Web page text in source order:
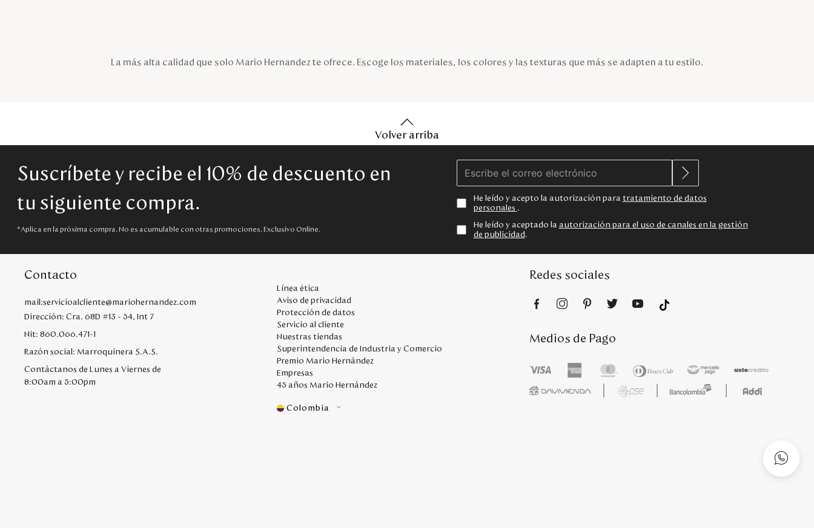
La más alta calidad que solo Mario Hernandez te ofrece. Escoge los materiales, los colores y las texturas que más se adapten a tu estilo.
Volver arriba
Suscríbete y recibe el 10% de descuento en
tu siguiente compra.
*Aplica en la próxima compra. No es acumulable con otras promociones. Exclusivo Online.
He leído y acepto la autorización para tratamiento de datos
personales .
He leído y aceptado la autorización para el uso de canales en la gestión
de publicidad .
Contacto
mail:servicioalcliente@mariohernandez.com
Dirección: Cra. 68D #13 - 54, Int 7
Nit: 860.066.471-1
Razón social: Marroquinera S.A.S.
Contáctanos de Lunes a Viernes de
8:00am a 5:00pm
Línea ética
Aviso de privacidad
Protección de datos
Servicio al cliente
Nuestras tiendas
Superintendencia de Industria y Comercio
Premio Mario Hernández
Empresas
45 años Mario Hernández
Colombia
Redes sociales
Medios de Pago